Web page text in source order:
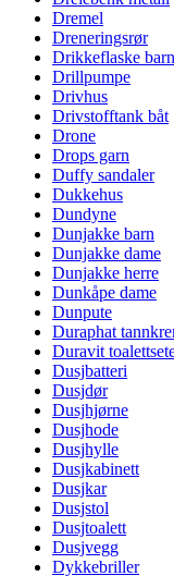
Dremel
Dreneringsrør
Drikkeflaske barn
Drillpumpe
Drivhus
Drivstofftank båt
Drone
Drops garn
Duffy sandaler
Dukkehus
Dundyne
Dunjakke barn
Dunjakke dame
Dunjakke herre
Dunkåpe dame
Dunpute
Duraphat
Duravit
Dusjbatteri
Dusjdør
Dusjhjørne
Dusjhode
Dusjhylle
Dusjkabinett
Dusjkar
Dusjstol
Dusjtoalett
Dusjvegg
Dykkebriller